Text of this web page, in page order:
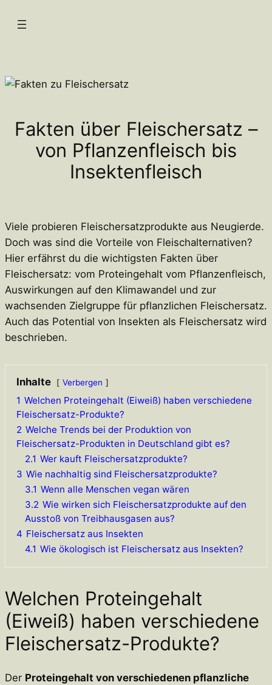
Inhalt
Fakten über Fleischersatz –
von Pflanzenfleisch bis
Insektenfleisch
Viele probieren Fleischersatzprodukte aus Neugierde.
Doch was sind die Vorteile von Fleischalternativen?
Hier erfährst du die wichtigsten Fakten über
Fleischersatz: vom Proteingehalt vom Pflanzenfleisch,
Auswirkungen auf den Klimawandel und zur
wachsenden Zielgruppe für pflanzlichen Fleischersatz.
Auch das Potential von Insekten als Fleischersatz wird
beschrieben.
Inhalte Verbergen
1 Welchen Proteingehalt (Eiweiß) haben verschiedene
Fleischersatz-Produkte?
2 Welche Trends bei der Produktion von
Fleischersatz-Produkten in Deutschland gibt es?
2.1 Wer kauft Fleischersatzprodukte?
3 Wie nachhaltig sind Fleischersatzprodukte?
3.1 Wenn alle Menschen vegan wären
3.2 Wie wirken sich Fleischersatzprodukte auf den
Ausstoß von Treibhausgasen aus?
4 Fleischersatz aus Insekten
4.1 Wie ökologisch ist Fleischersatz aus Insekten?
Welchen Proteingehalt
(Eiweiß) haben verschiedene
Fleischersatz-Produkte?
Der Proteingehalt von verschiedenen pflanzliche